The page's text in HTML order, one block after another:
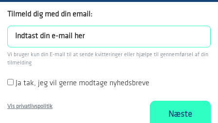
Tilmeld dig med din email:
Vi bruger kun din E-mail til at sende kvitteringer eller hjælpe til gennemførsel af din
tilmelding
Ja tak, jeg vil gerne modtage nyhedsbreve
Vis privatlivspolitik